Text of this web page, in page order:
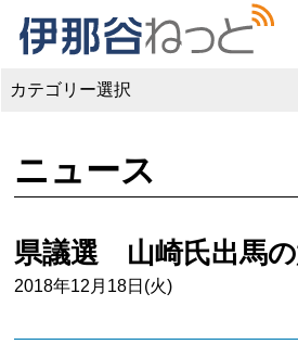
カテゴリー選択
ニュース
県議選 山崎氏出馬の
2018年12月18日(火)